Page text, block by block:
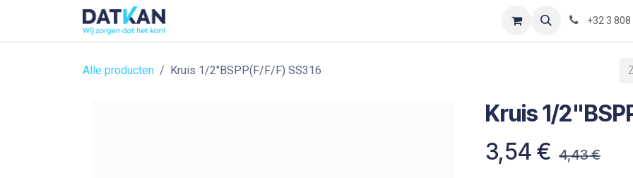
Optimization-of-piping-components
+32 3 808
Alle producten Kruis 1/2"BSPP(F/F/F) SS316
Kruis 1/
3,54 € 4,43€